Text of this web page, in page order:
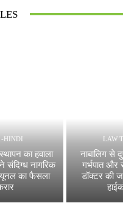
-HINDI
का हवाला
संदिग्ध नागरिक
का फैसला
LAW
नाबालिग से
गर्भपात और
डॉक्टर की